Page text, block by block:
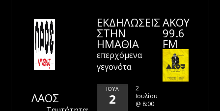
ΛΑΟΣ
ΕΚΔΗΛΩΣΕΙΣ
ΣΤΗΝ
ΗΜΑΘΊΑ
επερχόμενα
γεγονότα
ΙΟΎΛ
2
2
Ιουλίου
@ 8:00
ΑΚΟΥ
99.6
FM